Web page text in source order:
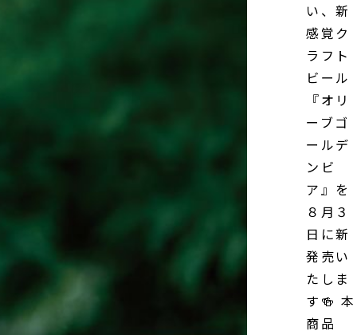
い、新
感覚ク
ラフト
ビール
『オリ
ーブゴ
ールデ
ンビ
ア』を
８月３
日に新
発売い
たしま
す🍻 本
商品